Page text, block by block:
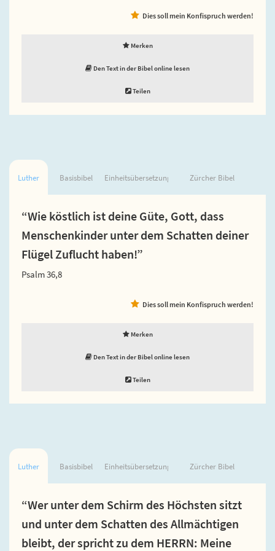
Dies soll mein Konfispruch werden!
Merken
Den Text in der Bibel online lesen
Teilen
Luther Basisbibel Einheitsübersetzung Zürcher Bibel
“Wie köstlich ist deine Güte, Gott, dass
Menschenkinder unter dem Schatten deiner
Flügel Zuflucht haben!”
Psalm 36,8
Dies soll mein Konfispruch werden!
Merken
Den Text in der Bibel online lesen
Teilen
Luther Basisbibel Einheitsübersetzung Zürcher Bibel
“Wer unter dem Schirm des Höchsten sitzt
und unter dem Schatten des Allmächtigen
bleibt, der spricht zu dem HERRN: Meine